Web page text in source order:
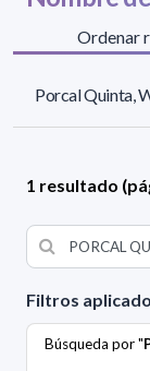
Filtros
Búsqueda por "
Ordenar
Porcal Quinta,
1 resultado